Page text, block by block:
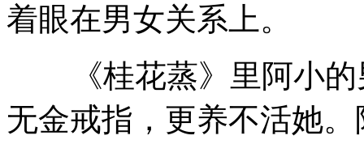
着眼在男女关系上。
《桂花蒸》里阿小的
无金戒指，更养不活她